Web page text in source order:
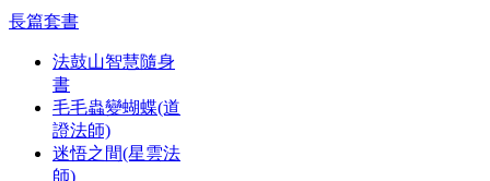
長篇套書
法鼓山智慧隨身
書
毛毛蟲變蝴蝶(道
證法師)
迷悟之間(星雲法
師)